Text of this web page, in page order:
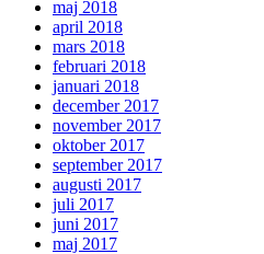
maj 2018
april 2018
mars 2018
februari 2018
januari 2018
december 2017
november 2017
oktober 2017
september 2017
augusti 2017
juli 2017
juni 2017
maj 2017